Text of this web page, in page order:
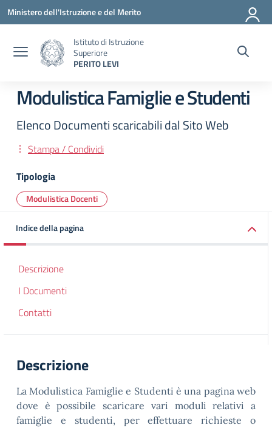
Vai ai contenuti
Vai al menu di navigazione
Vai al footer
Ministero dell'Istruzione e del Merito
Istituto di Istruzione
Superiore
PERITO LEVI
Modulistica Famiglie e Studenti
Elenco Documenti scaricabili dal Sito Web
Stampa / Condividi
Tipologia
Modulistica Docenti
Indice della pagina
Descrizione
I Documenti
Contatti
Descrizione
La Modulistica Famiglie e Studenti è una pagina web
dove è possibile scaricare vari moduli relativi a
famiglie e studenti, per effettuare richieste o